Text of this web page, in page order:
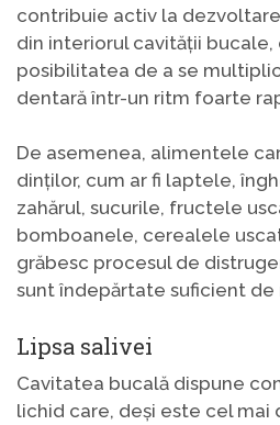
contribuie activ la
din interiorul cavității
posibilitatea de a se
dentară într-un ritm foarte
De asemenea, alimentele
dinților, cum ar fi laptele,
zahărul, sucurile, fructele
bomboanele, cerealele
grăbesc procesul de
sunt îndepărtate suficient
Lipsa salivei
Cavitatea bucală dispune
lichid care, deși este cel mai